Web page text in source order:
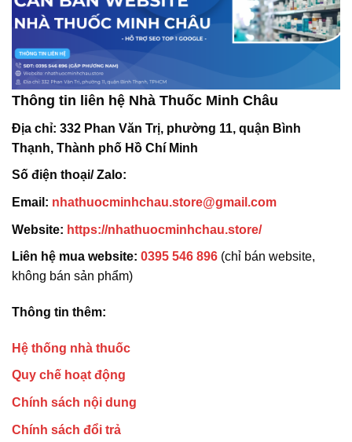
Thông tin liên hệ Nhà Thuốc Minh Châu
Địa chỉ: 332 Phan Văn Trị, phường 11, quận Bình
Thạnh, Thành phố Hồ Chí Minh
Số điện thoại/ Zalo:
Email: nhathuocminhchau.store@gmail.com
Website: https://nhathuocminhchau.store/
Liên hệ mua website: 0395 546 896 (chỉ bán website,
không bán sản phẩm)
Thông tin thêm:
Hệ thống nhà thuốc
Quy chế hoạt động
Chính sách nội dung
Chính sách đổi trả